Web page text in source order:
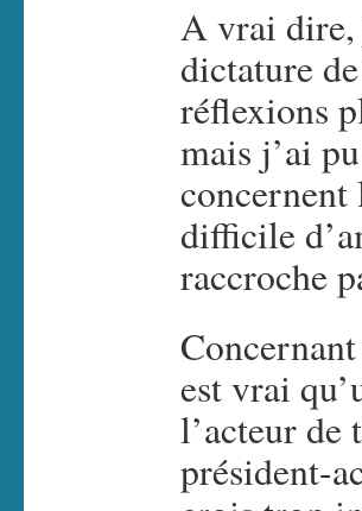
A vrai dire,
dictature
réflexions
mais j’ai
concernent
difficile
raccroche
est vrai
l’acteur de
président-